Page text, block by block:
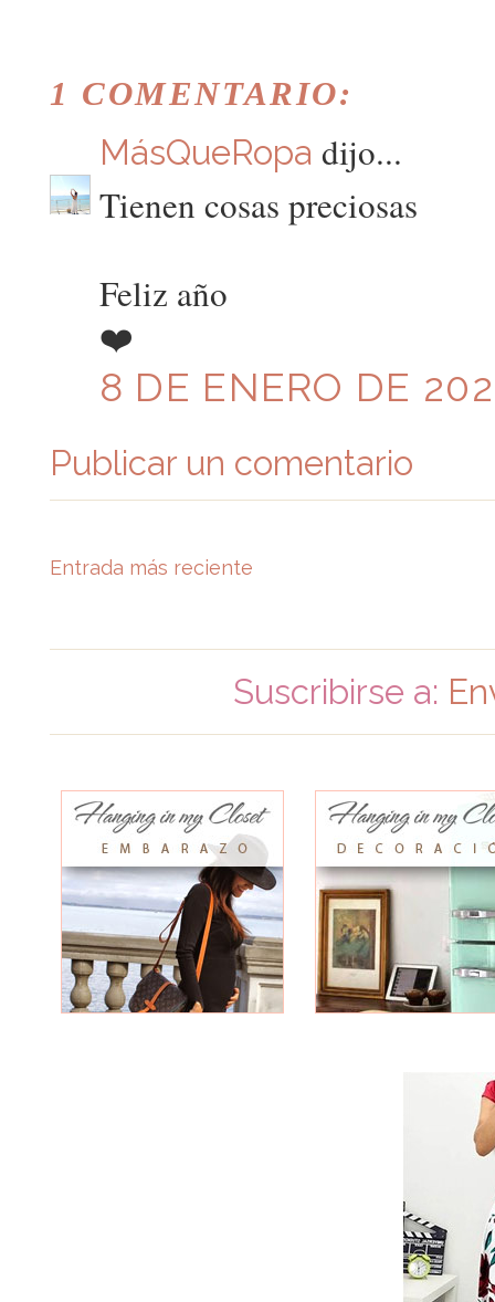
1 COMENTARIO:
MásQueRopa dijo...
Tienen cosas preciosas
Feliz año
❤️
8 DE ENERO DE
Publicar un comentario
Entrada más reciente
Suscribirse a: